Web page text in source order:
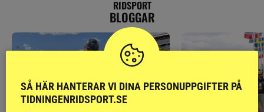
RIDSPORT
BLOGGAR
SÅ HÄR HANTERAR VI DINA PERSONUPPGIFTER PÅ
TIDNINGENRIDSPORT.SE